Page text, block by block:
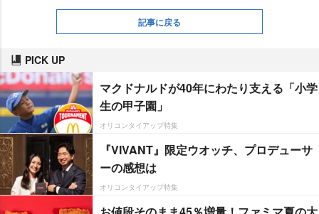
記事に戻る
PICK UP
マクドナルドが40年にわたり支える「小学
生の甲子園」
オリコンタイアップ特集
『VIVANT』限定ウオッチ、プロデューサ
ーの感想は
オリコンタイアップ特集